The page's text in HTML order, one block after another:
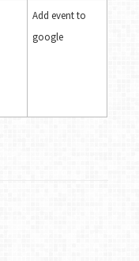
Add event to
google